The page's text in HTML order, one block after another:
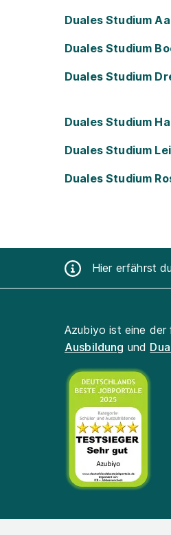
Duales Studium
Duales Studium
Duales Studium
Duales Studium
Duales Studium
Duales Studium
Hier erfährst
Azubiyo ist eine
Ausbildung und